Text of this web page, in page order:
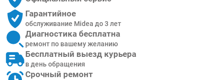
Гарантийное
обслуживание Midea до 3 лет
Диагностика бесплатна
ремонт по вашему желанию
Бесплатный выезд курьера
в день обращения
Срочный ремонт